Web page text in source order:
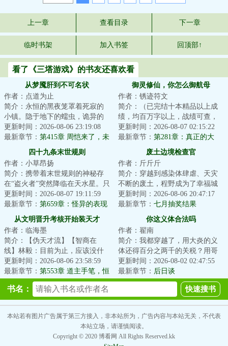
上一章 查看目录 下一章
临时书架 加入书签 回顶部↑
看了《三塔游戏》的书友还喜欢看
从梦魇肝到不可名状
作者：点道为止
简介：永恒的黑夜笼罩着死寂的
小镇。隐于地下的蠕虫，诡异的
寄生胎，促使生物畸变的未知病
毒。神像蒙尘，...
更新时间：2026-08-06 23:19:08
最新章节： 第415章 周恺来了，未
来就有了
御灵修仙，你怎么御航母
作者：锈迹符文
简介：（已完结十本精品以上成
绩，均百万字以上，战绩可查，
质量保证）好消息：穿越到了修
仙世界坏消息：...
更新时间：2026-08-07 02:15:22
最新章节： 第281章：真正的大
四十九条末世规则
作者：小草昂扬
简介：携带着末世规则的神秘存
在“盗火者”突然降临在天水星。只
有通过全部四十九条末世规则考
验的人类，...
更新时间：2026-08-07 19:11:59
最新章节： 第659章：怪异的表现
废土边境检查官
作者：斤斤斤
简介：穿越到感染体肆虐、天灾
不断的废土，程野成为了幸福城
的边境检查官。每一个想要加入
幸福城的幸存者...
更新时间：2026-08-06 20:47:17
最新章节： 七月抽奖结果
从文明晋升考核开始装天才
作者：临海墨
简介：【伪天才流】【智商在
线】林毅：目前为止，应该没什
么我领悟不了的，如果有，稍稍
给我点时间，那就...
更新时间：2026-08-06 23:58:59
最新章节： 第553章 道主手笔，恒
你这义体合法吗
作者：翟南
简介：我都穿越了，用大炎的义
体还得百分之两千的关税？用哥
联义体我还没医保？无线上网还
tm的得交专利费...
更新时间：2026-08-02 02:47:55
最新章节： 后日谈
书名：
本站若有图片广告属于第三方接入，非本站所为，广告内容与本站无关，不代表
本站立场，请谨慎阅读。
Copyright © 2020 博看网 All Rights Reserved.kk